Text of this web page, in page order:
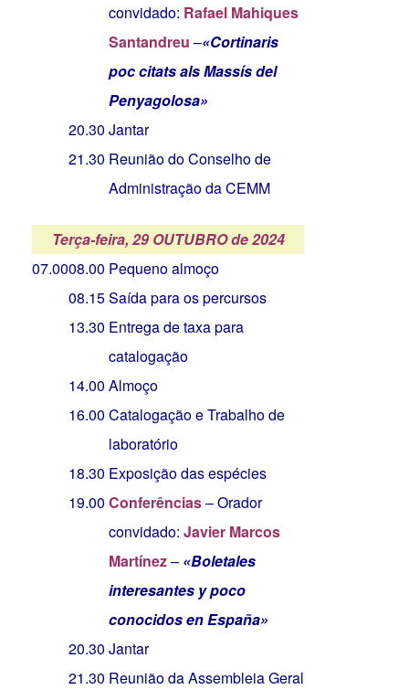
convidado: Rafael Mahiques
Santandreu –«Cortinaris
poc citats als Massís del
Penyagolosa»
20.30 Jantar
21.30 Reunião do Conselho de
Administração da CEMM
Terça-feira, 29 OUTUBRO de 2024
07.0008.00 Pequeno almoço
08.15Saída para os percursos
13.30 Entrega de taxa para
catalogação
14.00 Almoço
16.00 Catalogação e Trabalho de
laboratório
18.30 Exposição das espécies
19.00 Conferências– Orador
convidado: Javier Marcos
Martínez– «Boletales
interesantes y poco
conocidos en España»
20.30 Jantar
21.30 Reunião da Assembleia Geral